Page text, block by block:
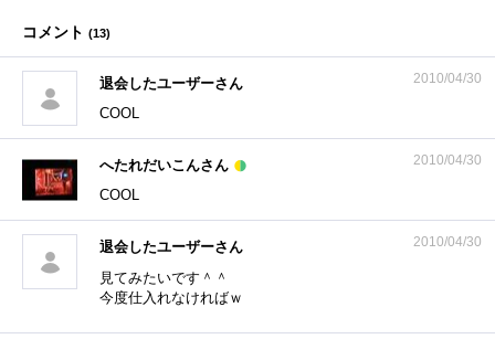
コメント (13)
退会したユーザーさん 2010/04/30
COOL
へたれだいこんさん 2010/04/30
COOL
退会したユーザーさん 2010/04/30
見てみたいです＾＾
今度仕入れなければｗ